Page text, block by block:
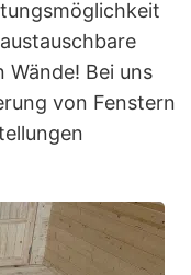
Wände! Bei uns
von Fenstern